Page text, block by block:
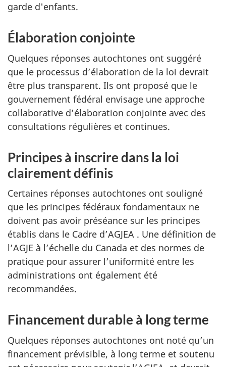
garde d'enfants.
Élaboration conjointe
Quelques réponses autochtones ont suggéré
que le processus d’élaboration de la loi devrait
être plus transparent. Ils ont proposé que le
gouvernement fédéral envisage une approche
collaborative d’élaboration conjointe avec des
consultations régulières et continues.
Principes à inscrire dans la loi
clairement définis
Certaines réponses autochtones ont souligné
que les principes fédéraux fondamentaux ne
doivent pas avoir préséance sur les principes
établis dans le Cadre d’AGJEA . Une définition de
l’AGJE à l’échelle du Canada et des normes de
pratique pour assurer l’uniformité entre les
administrations ont également été
recommandées.
Financement durable à long terme
Quelques réponses autochtones ont noté qu’un
financement prévisible, à long terme et soutenu